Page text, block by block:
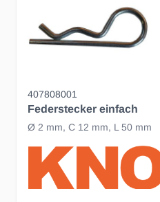
407808001
Federstecker einfach
Ø 2 mm, C 12 mm, L 50 mm